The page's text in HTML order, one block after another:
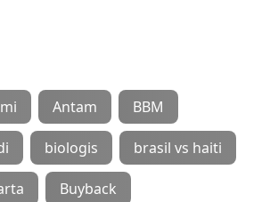
Antam BBM
biologis brasil vs haiti
Buyback